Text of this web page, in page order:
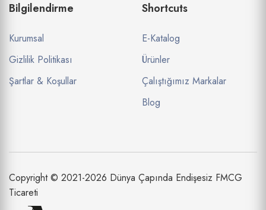
Bilgilendirme
Kurumsal
Gizlilik Politikası
Şartlar & Koşullar
Shortcuts
E-Katalog
Ürünler
Çalıştığımız Markalar
Blog
Copyright © 2021-2026 Dünya Çapında Endişesiz FMCG
Ticareti